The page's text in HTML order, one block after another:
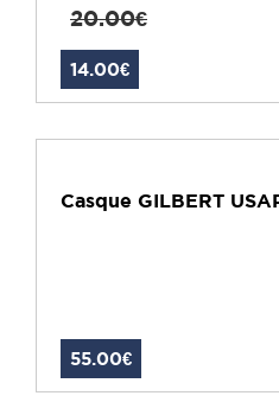
14.00€
20.00€
Casque GILBERT
55.00€